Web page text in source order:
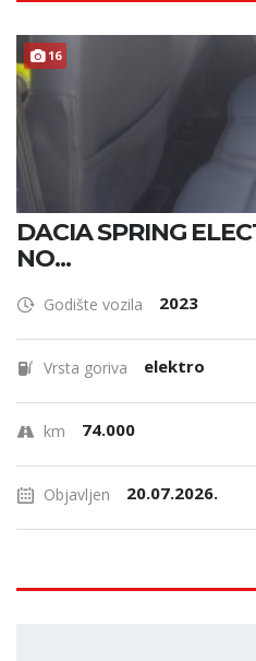
16
DACIA SPRING
NO...
Godište vozila 2023
Vrsta goriva elektro
km 74.000
Objavljen 20.07.2026.